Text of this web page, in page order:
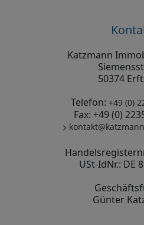
Katzmann
50374
Telefon: +49 (0)
Fax: +49 (0)
USt-IdNr.: DE
Günter